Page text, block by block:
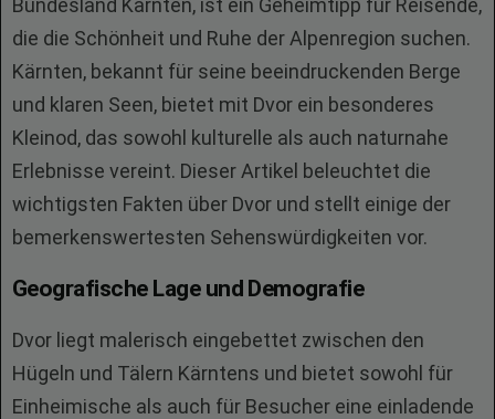
Bundesland Kärnten, ist ein Geheimtipp für Reisende,
die die Schönheit und Ruhe der Alpenregion suchen.
Kärnten, bekannt für seine beeindruckenden Berge
und klaren Seen, bietet mit Dvor ein besonderes
Kleinod, das sowohl kulturelle als auch naturnahe
Erlebnisse vereint. Dieser Artikel beleuchtet die
wichtigsten Fakten über Dvor und stellt einige der
bemerkenswertesten Sehenswürdigkeiten vor.
Geografische Lage und Demografie
Dvor liegt malerisch eingebettet zwischen den
Hügeln und Tälern Kärntens und bietet sowohl für
Einheimische als auch für Besucher eine einladende